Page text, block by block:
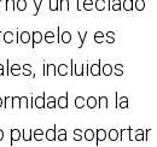
y es
incluidos
con la
pueda soportar